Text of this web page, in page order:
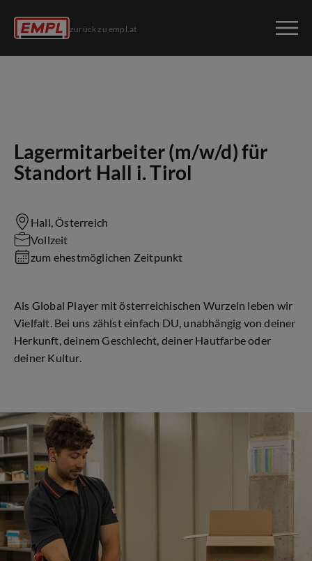
zurück zu empl.at
Lagermitarbeiter (m/w/d) für
Standort Hall i. Tirol
Hall, Österreich
Vollzeit
zum ehestmöglichen Zeitpunkt
Als Global Player mit österreichischen Wurzeln leben wir
Vielfalt. Bei uns zählst einfach DU, unabhängig von deiner
Herkunft, deinem Geschlecht, deiner Hautfarbe oder
deiner Kultur.